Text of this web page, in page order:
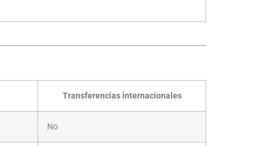
Transferencias internacionales
No